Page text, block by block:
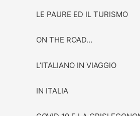
LE PAURE ED IL TURISMO
ON THE ROAD…
L’ITALIANO IN VIAGGIO
IN ITALIA